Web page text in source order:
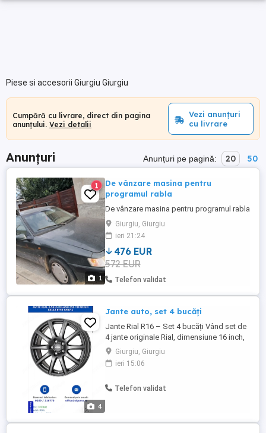
Piese si accesorii Giurgiu Giurgiu
Cumpără cu livrare, direct din pagina
anunțului. Vezi detalii
Vezi anunțuri
cu livrare
Anunțuri Anunțuri pe pagină: 20 50
1
1
De vânzare masina pentru
programul rabla
De vânzare masina pentru programul rabla
Giurgiu, Giurgiu
ieri 21:24
476 EUR
572 EUR
Telefon validat
4
Jante auto, set 4 bucăți
Jante Rial R16 – Set 4 bucăți Vând set de
4 jante originale Rial, dimensiune 16 inch,
în stare bună, fără fisuri sau suduri.
Jantele sunt drepte și au un aspect îngrijit,
fiind potrivite pentru mai multe modele
dimensiuni și ET). Detalii: * Marcă: Rial *
Giurgiu, Giurgiu
ieri 15:06
Telefon validat